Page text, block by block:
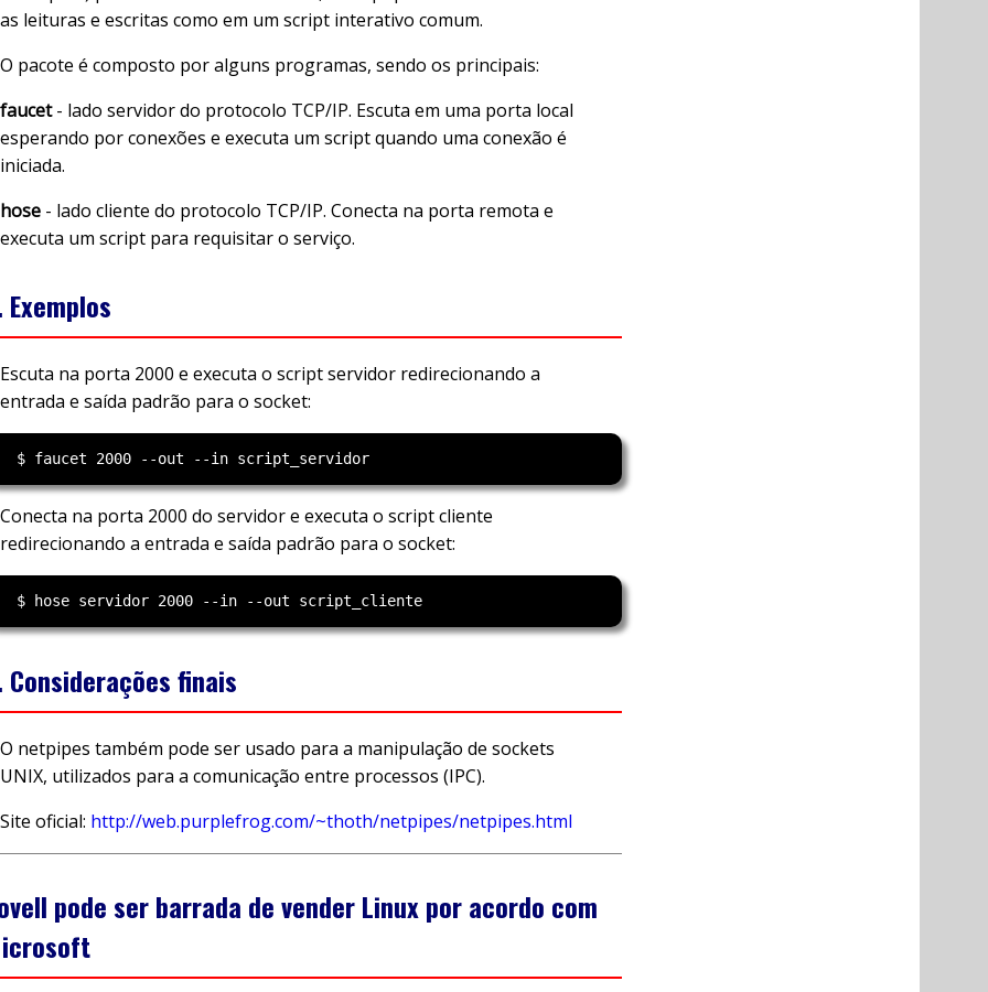
as leituras e escritas como em um script interativo comum.
O pacote é composto por alguns programas, sendo os principais:
faucet- lado servidor do protocolo TCP/IP. Escuta em uma porta local
esperando por conexões e executa um script quando uma conexão é
iniciada.
hose - lado cliente do protocolo TCP/IP. Conecta na porta remota e
executa um script para requisitar o serviço.
Exemplos
Escuta na porta 2000 e executa o script servidor redirecionando a
entrada e saída padrão para o socket:
Conecta na porta 2000 do servidor e executa o script cliente
redirecionando a entrada e saída padrão para o socket:
Considerações finais
O netpipes também pode ser usado para a manipulação de sockets
UNIX, utilizados para a comunicação entre processos (IPC).
Site oficial: http://web.purplefrog.com/~thoth/netpipes/netpipes.html
pode ser barrada de vender Linux por acordo com